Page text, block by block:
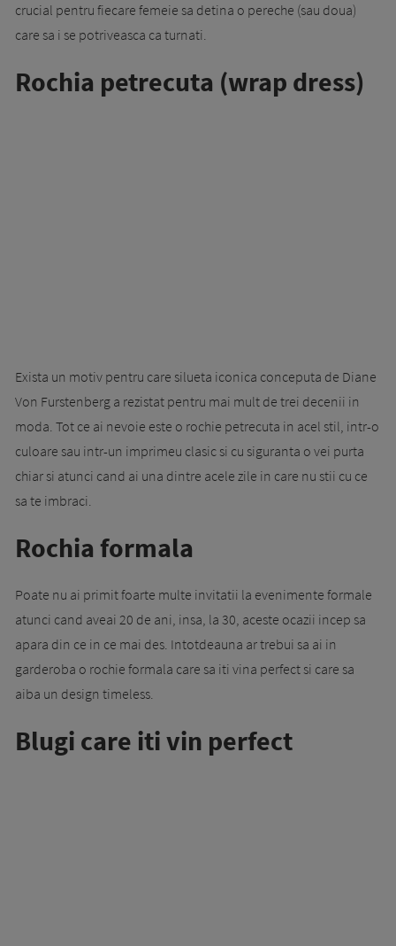
crucial pentru fiecare femeie sa detina o pereche (sau doua)
care sa i se potriveasca ca turnati.
Rochia petrecuta (wrap dress)
Exista un motiv pentru care silueta iconica conceputa de Diane
Von Furstenberg a rezistat pentru mai mult de trei decenii in
moda. Tot ce ai nevoie este o rochie petrecuta in acel stil, intr-o
culoare sau intr-un imprimeu clasic si cu siguranta o vei purta
chiar si atunci cand ai una dintre acele zile in care nu stii cu ce
sa te imbraci.
Rochia formala
Poate nu ai primit foarte multe invitatii la evenimente formale
atunci cand aveai 20 de ani, insa, la 30, aceste ocazii incep sa
apara din ce in ce mai des. Intotdeauna ar trebui sa ai in
garderoba o rochie formala care sa iti vina perfect si care sa
aiba un design timeless.
Blugi care iti vin perfect